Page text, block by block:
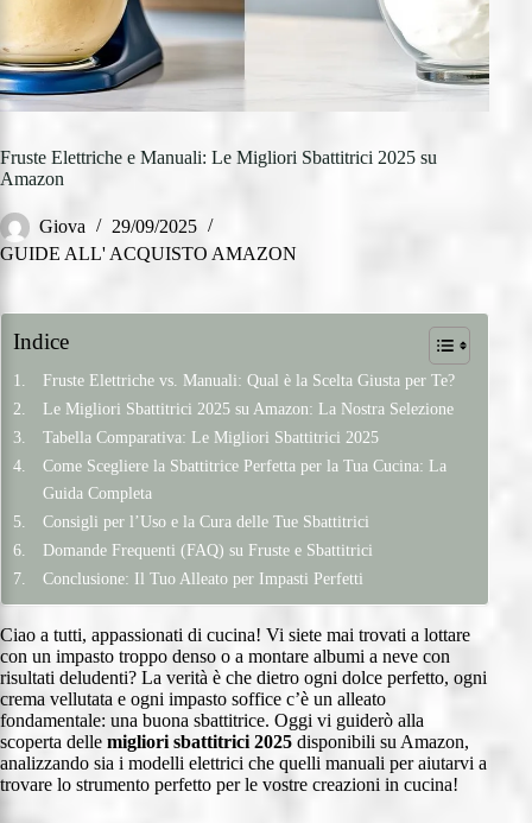
Fruste Elettriche e Manuali: Le Migliori Sbattitrici 2025 su
Amazon
Giova
29/09/2025
GUIDE ALL' ACQUISTO AMAZON
Indice
Fruste Elettriche vs. Manuali: Qual è la Scelta Giusta per Te?
Le Migliori Sbattitrici 2025 su Amazon: La Nostra Selezione
Tabella Comparativa: Le Migliori Sbattitrici 2025
Come Scegliere la Sbattitrice Perfetta per la Tua Cucina: La
Guida Completa
Consigli per l’Uso e la Cura delle Tue Sbattitrici
Domande Frequenti (FAQ) su Fruste e Sbattitrici
Conclusione: Il Tuo Alleato per Impasti Perfetti
Ciao a tutti, appassionati di cucina! Vi siete mai trovati a lottare
con un impasto troppo denso o a montare albumi a neve con
risultati deludenti? La verità è che dietro ogni dolce perfetto, ogni
crema vellutata e ogni impasto soffice c’è un alleato
fondamentale: una buona sbattitrice. Oggi vi guiderò alla
scoperta delle migliori sbattitrici 2025 disponibili su Amazon,
analizzando sia i modelli elettrici che quelli manuali per aiutarvi a
trovare lo strumento perfetto per le vostre creazioni in cucina!